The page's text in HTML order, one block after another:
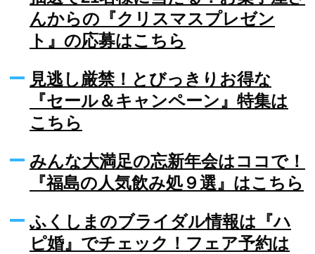
んからの『クリスマスプレゼン
ト』の応募はこちら
見逃し厳禁！とびっきりお得な
『セール＆キャンペーン』特集は
こちら
みんな大満足の忘新年会はココで！
『福島の人気飲み処９選』はこちら
ふくしまのブライダル情報は『ハ
ピ婚』でチェック！フェア予約は